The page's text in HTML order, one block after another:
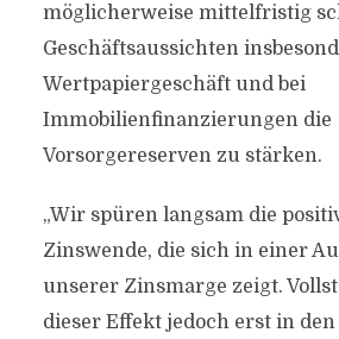
möglicherweise mittelfristig
Geschäftsaussichten
Wertpapiergeschäft und bei
Immobilienfinanzierungen die
Vorsorgereserven zu stärken.
„Wir spüren langsam die
Zinswende, die sich in einer
unserer Zinsmarge zeigt.
dieser Effekt jedoch erst in